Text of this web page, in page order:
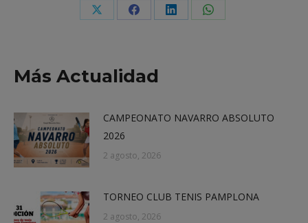
Share Share Share Share
Más Actualidad
CAMPEONATO NAVARRO ABSOLUTO
2026
2 agosto, 2026
TORNEO CLUB TENIS PAMPLONA
2 agosto, 2026